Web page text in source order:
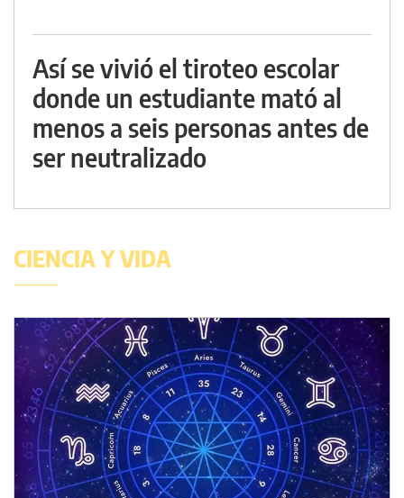
Así se vivió el tiroteo escolar
donde un estudiante mató al
menos a seis personas antes de
ser neutralizado
CIENCIA Y VIDA